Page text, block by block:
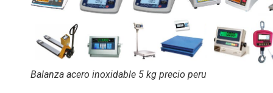
Balanza acero inoxidable 5 kg precio peru